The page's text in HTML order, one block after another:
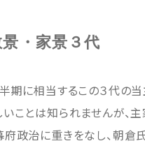
景・家景３代
期に相当するこの３代の
ことは知られませんが、
府政治に重きをなし、朝